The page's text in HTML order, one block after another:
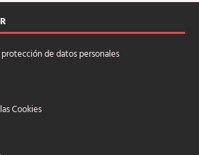
de datos personales
Cookies